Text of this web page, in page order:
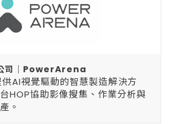
司｜PowerArena
AI視覺驅動的智慧製造解決方
HOP協助影像搜集、作業分析與
。